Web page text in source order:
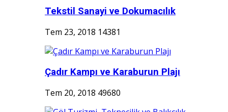
Tekstil Sanayi ve Dokumacılık
Tem 23, 2018 14381
Çadır Kampı ve Karaburun Plajı
Tem 20, 2018 49680